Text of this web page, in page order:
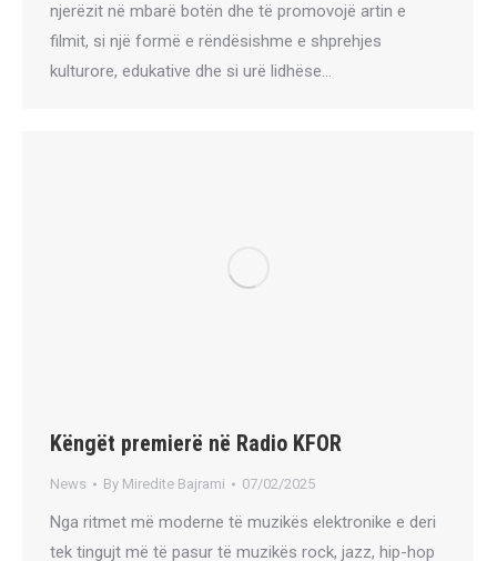
njerëzit në mbarë botën dhe të promovojë artin e
filmit, si një formë e rëndësishme e shprehjes
kulturore, edukative dhe si urë lidhëse…
Këngët premierë në Radio KFOR
News By Miredite Bajrami 07/02/2025
Nga ritmet më moderne të muzikës elektronike e deri
tek tingujt më të pasur të muzikës rock, jazz, hip-hop